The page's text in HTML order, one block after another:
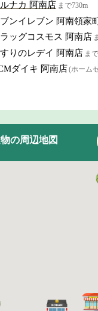
ナカ 阿南店 まで730m
ンイレブン 阿南領家
ラッグコスモス 阿南店
すりのレデイ 阿南店 ま
ダイキ 阿南店(ホーム
の周辺地図